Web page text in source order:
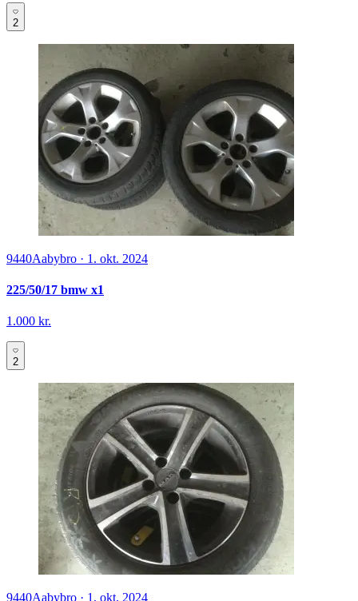
2
9440Aabybro · 1. okt. 2024
225/50/17 bmw x1
1.000 kr.
2
9440Aabybro · 1. okt. 2024